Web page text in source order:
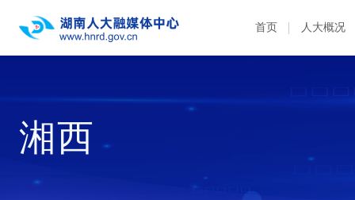
首页 人大概况
湘西